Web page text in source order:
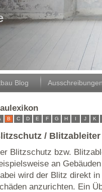
Blog
B C D E F G H I J K
/ Blitzableiter
Blitzschutz bzw.
an
wird der Blitz direkt
anzurichten. Ein